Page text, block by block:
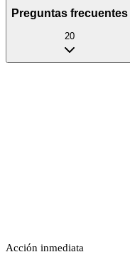
Preguntas frecuentes
20
Acción inmediata